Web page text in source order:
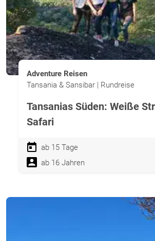
Adventure Reisen
Tansania & Sansibar | Rundreise
Tansanias Süden: Weiße
Safari
ab 15 Tage
ab 16 Jahren